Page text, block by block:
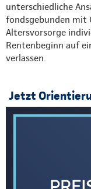
unterschiedliche
fondsgebunden mit
Altersvorsorge
Rentenbeginn auf
verlassen.
Jetzt